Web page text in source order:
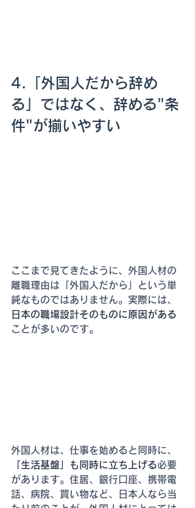
4.「外国人だから辞め
る」ではなく、辞める"条
件"が揃いやすい
ここまで見てきたように、外国人材の
離職理由は「外国人だから」という単
純なものではありません。実際には、
日本の職場設計そのものに原因がある
ことが多いのです。
外国人材は、仕事を始めると同時に、
「生活基盤」も同時に立ち上げる必要
があります。住居、銀行口座、携帯電
話、病院、買い物など、日本人なら当